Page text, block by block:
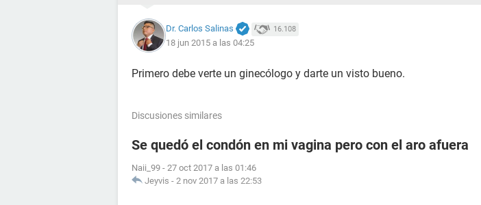
Dr. Carlos Salinas 16.108
18 jun 2015 a las 04:25
Primero debe verte un ginecólogo y darte un visto bueno.
Discusiones similares
Se quedó el condón en mi vagina pero con el aro afuera
Naii_99 - 27 oct 2017 a las 01:46
Jeyvis - 2 nov 2017 a las 22:53